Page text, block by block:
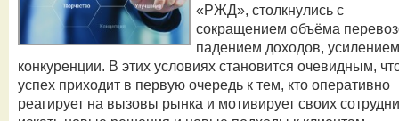
«РЖД», столкнулись с
сокращением объёма
падением доходов, усилением
конкуренции. В этих условиях становится очевидным,
успех приходит в первую очередь к тем, кто оперативно
реагирует на вызовы рынка и мотивирует своих